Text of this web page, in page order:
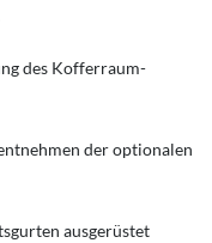
des Kofferraum-
der optionalen
ausgerüstet